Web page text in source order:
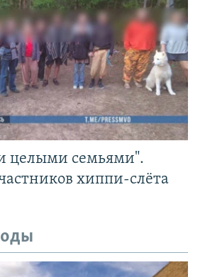
целыми семьями".
хиппи-слёта